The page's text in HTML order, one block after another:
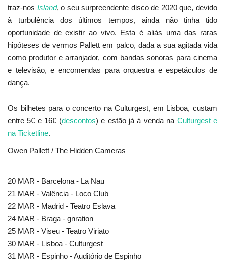
traz-nos Island, o seu surpreendente disco de 2020 que, devido
à turbulência dos últimos tempos, ainda não tinha tido
oportunidade de existir ao vivo. Esta é aliás uma das raras
hipóteses de vermos Pallett em palco, dada a sua agitada vida
como produtor e arranjador, com bandas sonoras para cinema
e televisão, e encomendas para orquestra e espetáculos de
dança.
Os bilhetes para o concerto na Culturgest, em Lisboa, custam
entre 5€ e 16€ (descontos) e estão já à venda na Culturgest e
na Ticketline.
Owen Pallett / The Hidden Cameras
20 MAR - Barcelona - La Nau
21 MAR - Valência - Loco Club
22 MAR - Madrid - Teatro Eslava
24 MAR - Braga - gnration
25 MAR - Viseu - Teatro Viriato
30 MAR - Lisboa - Culturgest
31 MAR - Espinho - Auditório de Espinho